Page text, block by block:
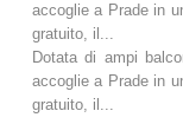
accoglie a Prade in
gratuito, il...
Dotata di ampi
accoglie a Prade in
gratuito, il...